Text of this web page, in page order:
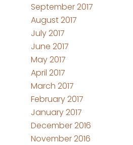
September 2017
August 2017
July 2017
June 2017
May 2017
April 2017
March 2017
February 2017
January 2017
December 2016
November 2016